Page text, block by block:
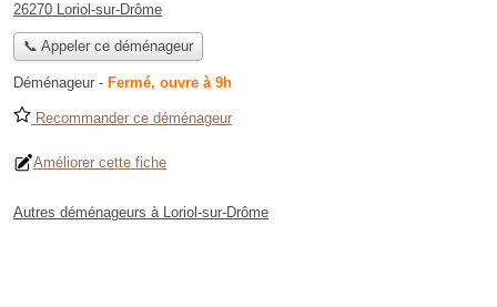
26270 Loriol-sur-Drôme
📞 Appeler ce déménageur
Déménageur - Fermé, ouvre à 9h
Recommander ce déménageur
Améliorer cette fiche
Autres déménageurs à Loriol-sur-Drôme